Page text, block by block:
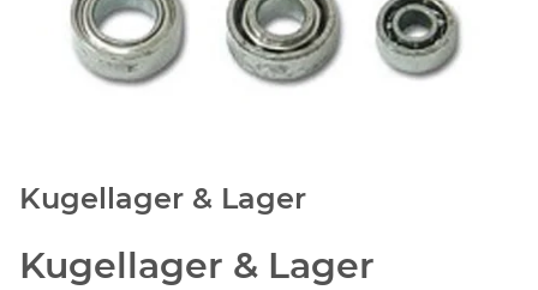
Kugellager & Lager
Kugellager & Lager